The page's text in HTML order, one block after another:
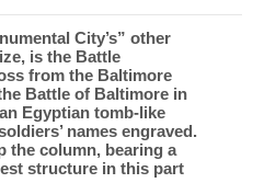
City’s” other
is the Battle
from the Baltimore
Battle of Baltimore in
Egyptian tomb-like
names engraved.
the column, bearing a
structure in this part